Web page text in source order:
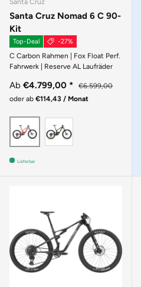
Santa Cruz Nomad 6 C 90-
Kit
Top-Deal -27%
C Carbon Rahmen | Fox Float Perf.
Fahrwerk | Reserve AL Laufräder
Ab €4.799,00 *
€6.599,00
oder ab €114,43 / Monat
GLOSS CORAL
Lieferbar